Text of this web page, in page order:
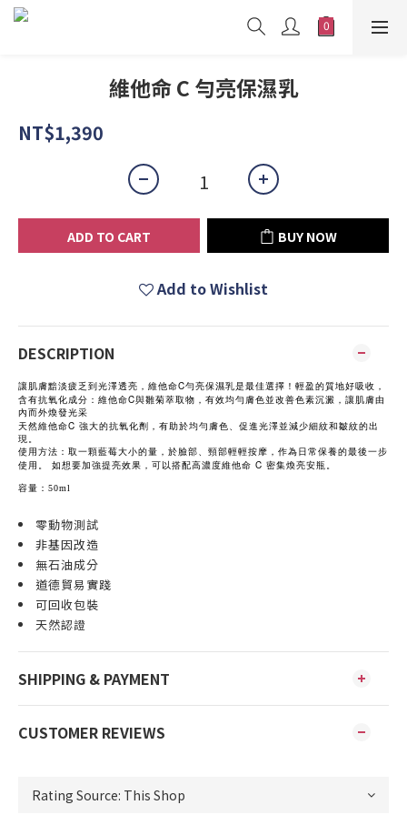
維他命 C 勻亮保濕乳
NT$1,390
ADD TO CART BUY NOW
Add to Wishlist
DESCRIPTION
讓肌膚黯淡疲乏到光澤透亮，維他命C勻亮保濕乳是最佳選擇！輕盈的質地好吸收，
含有抗氧化成分：維他命C與雛菊萃取物，有效均勻膚色並改善色素沉澱，讓肌膚由
內而外煥發光采
天然維他命C 強大的抗氧化劑，有助於均勻膚色、促進光澤並減少細紋和皺紋的出
現。
使用方法：取一顆藍莓大小的量，於臉部、頸部輕輕按摩，作為日常保養的最後一步
使用。
如想要加強提亮效果，可以搭配高濃度維他命 C 密集煥亮安瓶。
容量：50ml
零動物測試
非基因改造
無石油成分
道德貿易實踐
可回收包裝
天然認證
SHIPPING & PAYMENT
CUSTOMER REVIEWS